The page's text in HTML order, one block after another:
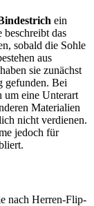
ein
das
sobald die Sohle
aus
sie zunächst
gefunden. Bei
um eine Unterart
Materialien
nicht verdienen.
jedoch für
nach Herren-Flip-